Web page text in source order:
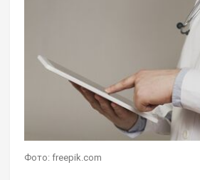
Фото: freepik.com